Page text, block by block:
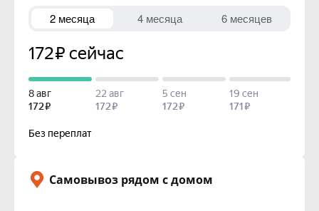
Самовывоз рядом с домом